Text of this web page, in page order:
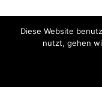
Diese Website
nutzt, gehen